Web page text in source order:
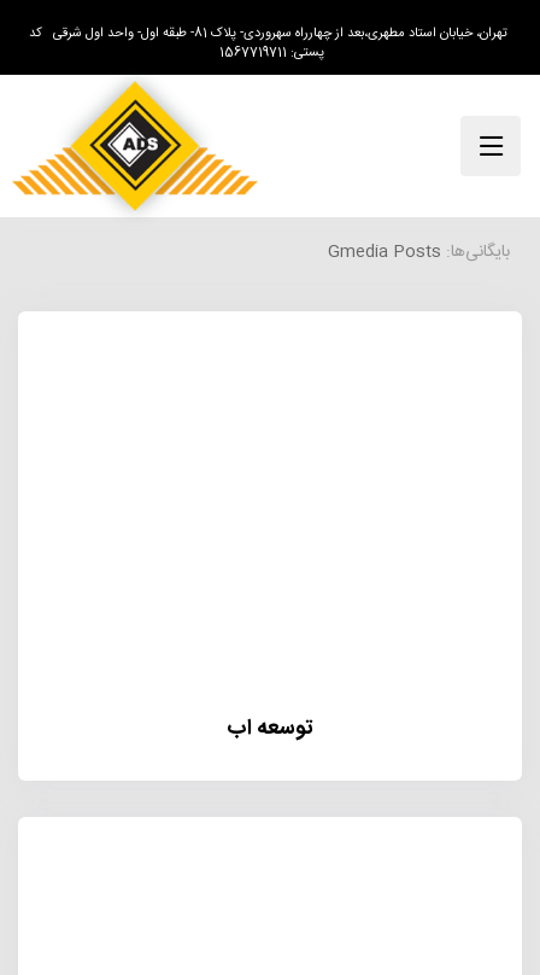
تهران، خیابان استاد مطهری،بعد از چهارراه سهروردی- پلاک 81- طبقه اول- واحد اول شرقی کد
پستی: 1567719711
بایگانی‌ها: Gmedia Posts
توسعه اب